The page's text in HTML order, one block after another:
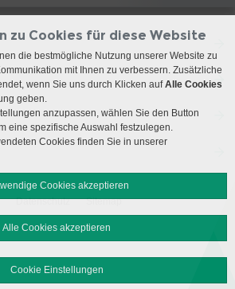
Datenschutz Sitemap
zu Cookies für diese Website
die bestmögliche Nutzung unserer Website zu
mit Ihnen zu verbessern. Zusätzliche
wenn Sie uns durch Klicken aufAlle Cookies
geben.
anzupassen, wählen Sie den Button
eine spezifische Auswahl festzulegen.
Cookies finden Sie in unserer
Cookies akzeptieren
Alle Cookies akzeptieren
Cookie Einstellungen